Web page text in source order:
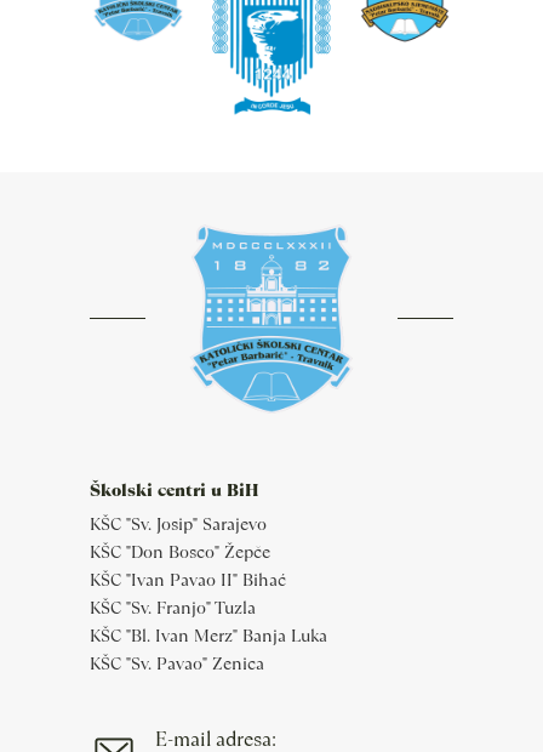
Školski centri u BiH
KŠC "Sv. Josip" Sarajevo
KŠC "Don Bosco" Žepče
KŠC "Ivan Pavao II" Bihać
KŠC "Sv. Franjo" Tuzla
KŠC "Bl. Ivan Merz" Banja Luka
KŠC "Sv. Pavao" Zenica
E-mail adresa: